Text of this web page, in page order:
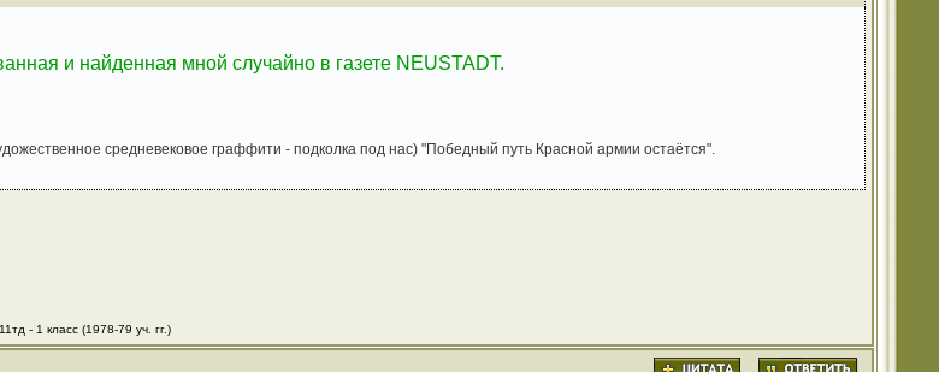
и найденная мной случайно в газете NEUSTADT.
средневековое граффити - подколка под нас) "Победный путь Красной армии остаётся".
- 1 класс (1978-79 уч. гг.)